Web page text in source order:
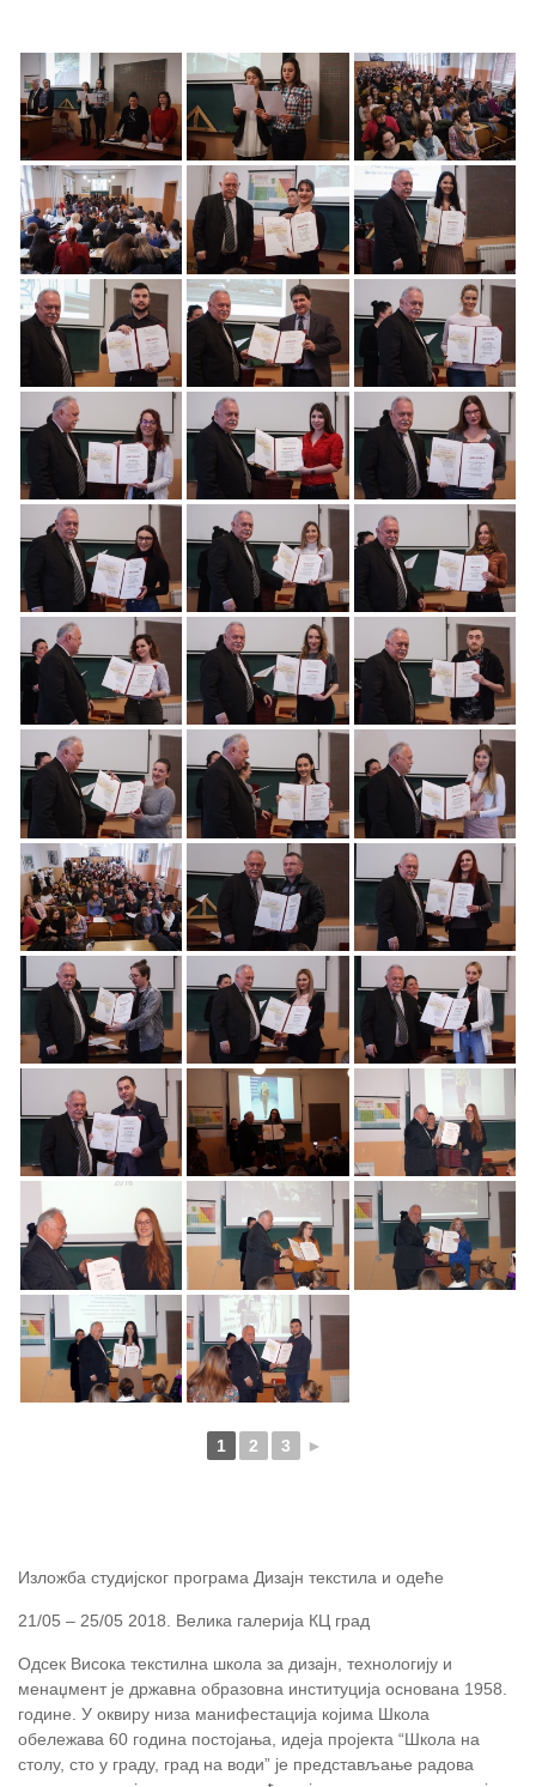
1 2 3 ►
Изложба студијског програма Дизајн текстила и одеће
21/05 – 25/05 2018. Велика галерија КЦ град
Одсек Висока текстилна школа за дизајн, технологију и
менаџмент је државна образовна институција основана 1958.
године. У оквиру низа манифестација којима Школа
обележава 60 година постојања, идеја пројекта “Школа на
столу, сто у граду, град на води” је представљање радова